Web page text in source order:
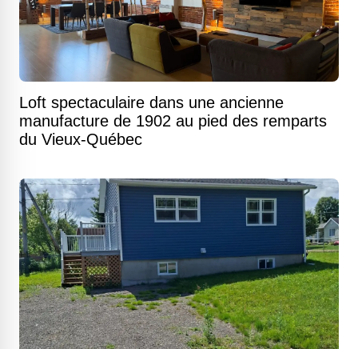
Loft spectaculaire dans une ancienne
manufacture de 1902 au pied des remparts
du Vieux-Québec